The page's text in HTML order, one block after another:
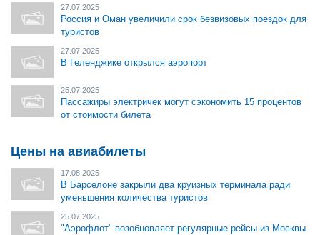
27.07.2025
Россия и Оман увеличили срок безвизовых поездок для
туристов
27.07.2025
В Геленджике открылся аэропорт
25.07.2025
Пассажиры электричек могут сэкономить 15 процентов
от стоимости билета
Цены на авиабилеты
17.08.2025
В Барселоне закрыли два круизных терминала ради
уменьшения количества туристов
25.07.2025
"Аэрофлот" возобновляет регулярные рейсы из Москвы